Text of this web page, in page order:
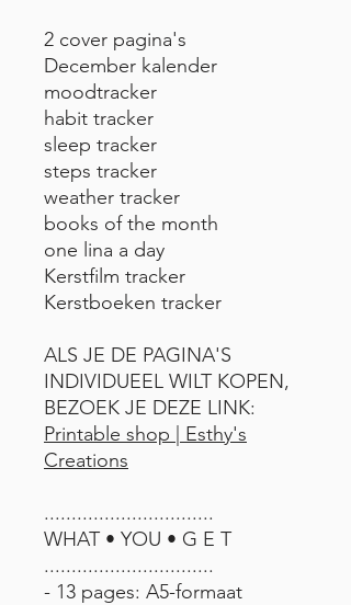
2 cover pagina's
December kalender
moodtracker
habit tracker
sleep tracker
steps tracker
weather tracker
books of the month
one lina a day
Kerstfilm tracker
Kerstboeken tracker
ALS JE DE PAGINA'S
INDIVIDUEEL WILT KOPEN,
BEZOEK JE DEZE LINK:
Printable shop | Esthy's
Creations
...............................
WHAT • YOU • G E T
...............................
- 13 pages: A5-formaat